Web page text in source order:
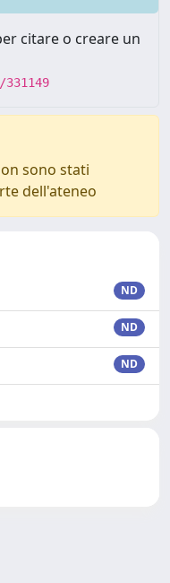
citare o creare un
sono stati
dell'ateneo
ND
ND
ND